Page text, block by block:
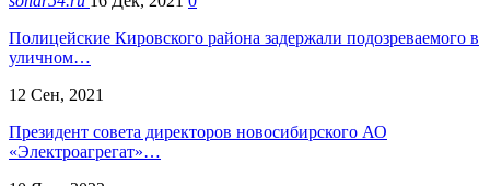
Полицейские Кировского района задержали подозреваемого в
уличном…
12 Сен, 2021
Президент совета директоров новосибирского АО
«Электроагрегат»…